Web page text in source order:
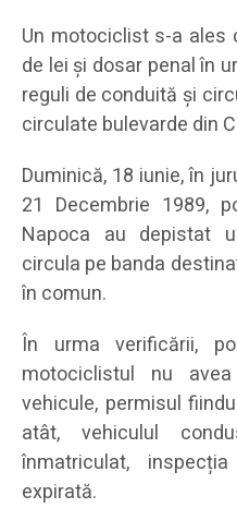
Un motociclist s-a ales
de lei și dosar penal în
reguli de conduită și
circulate bulevarde din
Duminică, 18 iunie, în
21 Decembrie 1989,
Napoca au depistat
circula pe banda
în comun.
În urma verificării,
motociclistul nu
vehicule, permisul
atât, vehiculul
înmatriculat,
expirată.